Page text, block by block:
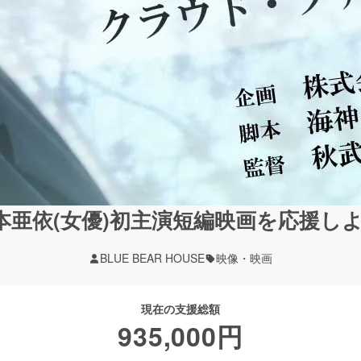
亜依(女優)初主演短編映画を応援し
BLUE BEAR HOUSE 映像・映画
現在の支援総額
935,000円